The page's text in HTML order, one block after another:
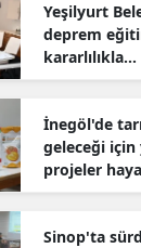
Yeşilyurt
deprem
kararlılıkla
sürdürüyor
İnegöl'de
geleceği için
projeler
geçiriliyor
Sinop'ta